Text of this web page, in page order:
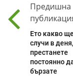
Предишна
Ето какво
случи в
престанете
постоянно
бързате